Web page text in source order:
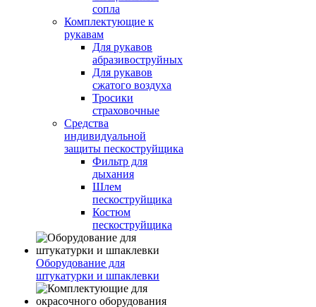
сопла
Комплектующие к
рукавам
Для рукавов
абразивоструйных
Для рукавов
сжатого воздуха
Тросики
страховочные
Средства
индивидуальной
защиты пескоструйщика
Фильтр для
дыхания
Шлем
пескоструйщика
Костюм
пескоструйщика
Оборудование для
штукатурки и шпаклевки